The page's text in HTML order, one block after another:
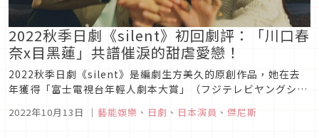
2022秋季日劇《silent》初回劇評：「川口春
奈x目黑蓮」共譜催淚的甜虐愛戀！
2022秋季日劇《silent》是編劇生方美久的原創作品，她在去
年獲得「富士電視台年輕人劇本大賞」（フジテレビヤングシナ
人。本劇由《打扮的戀愛是有理由的》的川口春奈，攜手《被擦
2022年10月13日 ｜ 藝能娛樂 、 日劇 、 日本演員 、 傑尼斯